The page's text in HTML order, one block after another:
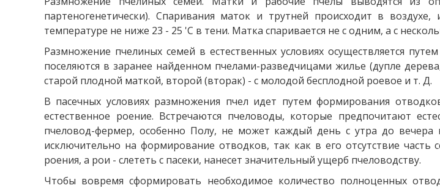
партеногенетически). Спаривания маток и трутней происходит в
температуре не ниже 23 - 25 'С в тени. Матка спаривается не с одним, а с
Размножение пчелиных семей в естественных условиях осуществляется
поселяются в заранее найденном пчелами-разведчицами жилье (дупле
старой плодной маткой, второй (вторак) - с молодой бесплодной роевое и т. Д.
В пасечных условиях размножения пчел идет путем формирования
естественное роение. Встречаются пчеловоды, которые предпочитают
пчеловод-фермер, особенно Полу, не может каждый день с утра до вечера
исключительно на формирование отводков, так как в его отсутствие
роения, а рои - слететь с пасеки, нанесет значительный ущерб пчеловодству.
Чтобы вовремя сформировать необходимое количество полноценных